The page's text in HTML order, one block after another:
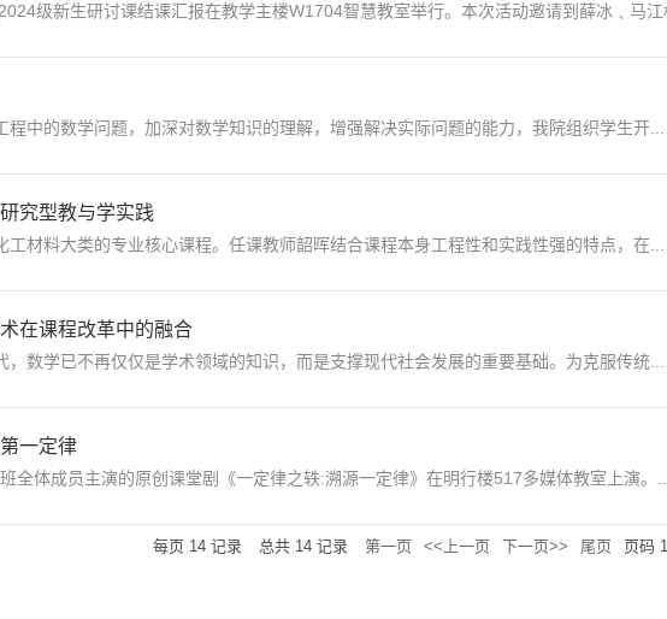
级新生研讨课结课汇报在教学主楼W1704智慧教室举行。本次活动邀请到薛冰﹑马
程中的数学问题，加深对数学知识的理解，增强解决实际问题的能力，我院组织学生开...
究型教与学实践
工材料大类的专业核心课程。任课教师韶晖结合课程本身工程性和实践性强的特点，在...
在课程改革中的融合
数学已不再仅仅是学术领域的知识，而是支撑现代社会发展的重要基础。为克服传统...
一定律
全体成员主演的原创课堂剧《一定律之轶:溯源一定律》在明行楼517多媒体教室上演。
每页 14 记录 总共 14 记录 第一页 <<上一页 下一页>> 尾页 页码 1